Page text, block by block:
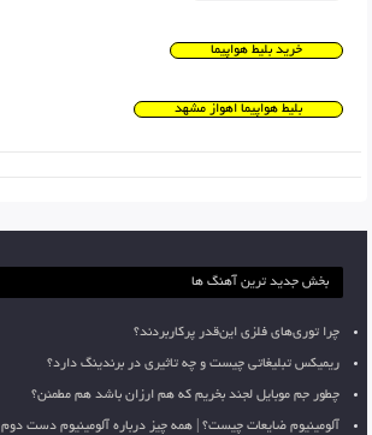
خرید بلیط هواپیما
بلیط هواپیما اهواز مشهد
بخش جدید ترین آهنگ ها
چرا توری‌های فلزی این‌قدر پرکاربردند؟
ریمیکس تبلیغاتی چیست و چه تاثیری در برندینگ دارد؟
چطور جم موبایل لجند بخریم که هم ارزان باشد هم مطمئن؟
آلومینیوم ضایعات چیست؟ | همه چیز درباره آلومینیوم دست دوم